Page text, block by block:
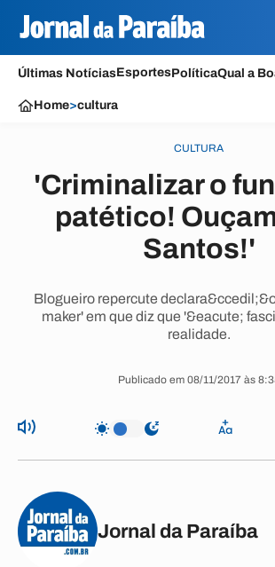
Últimas NotíciasEsportesPolíticaQual a
Home>cultura
CULTURA
'Criminalizar o
patético!
Santos!'
Blogueiro repercute
maker' em que diz que '&eacute;
realidade.
Publicado em 08/11/2017 às
Jornal da Paraíba